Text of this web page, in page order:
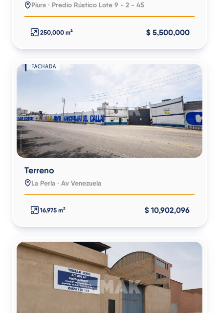
Piura · Predio Rústico Lote 9 - 2 - 45
250,000 m² $ 5,500,000
Terreno
La Perla · Av Venezuela
16,975 m² $ 10,902,096